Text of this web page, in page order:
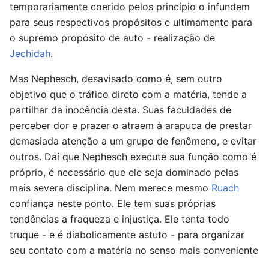
temporariamente coerido pelos princípio o infundem
para seus respectivos propósitos e ultimamente para
o supremo propósito de auto - realização de
Jechidah.
Mas Nephesch, desavisado como é, sem outro
objetivo que o tráfico direto com a matéria, tende a
partilhar da inocência desta. Suas faculdades de
perceber dor e prazer o atraem à arapuca de prestar
demasiada atenção a um grupo de fenômeno, e evitar
outros. Daí que Nephesch execute sua função como é
próprio, é necessário que ele seja dominado pelas
mais severa disciplina. Nem merece mesmo Ruach
confiança neste ponto. Ele tem suas próprias
tendências a fraqueza e injustiça. Ele tenta todo
truque - e é diabolicamente astuto - para organizar
seu contato com a matéria no senso mais conveniente